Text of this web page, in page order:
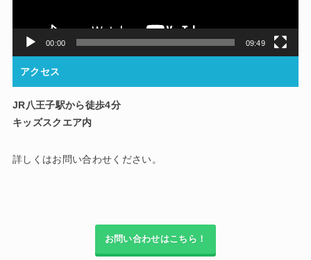
00:00 09:49
アクセス
JR八王子駅から徒歩4分
キッズスクエア内
詳しくはお問い合わせください。
お問い合わせはこちら！